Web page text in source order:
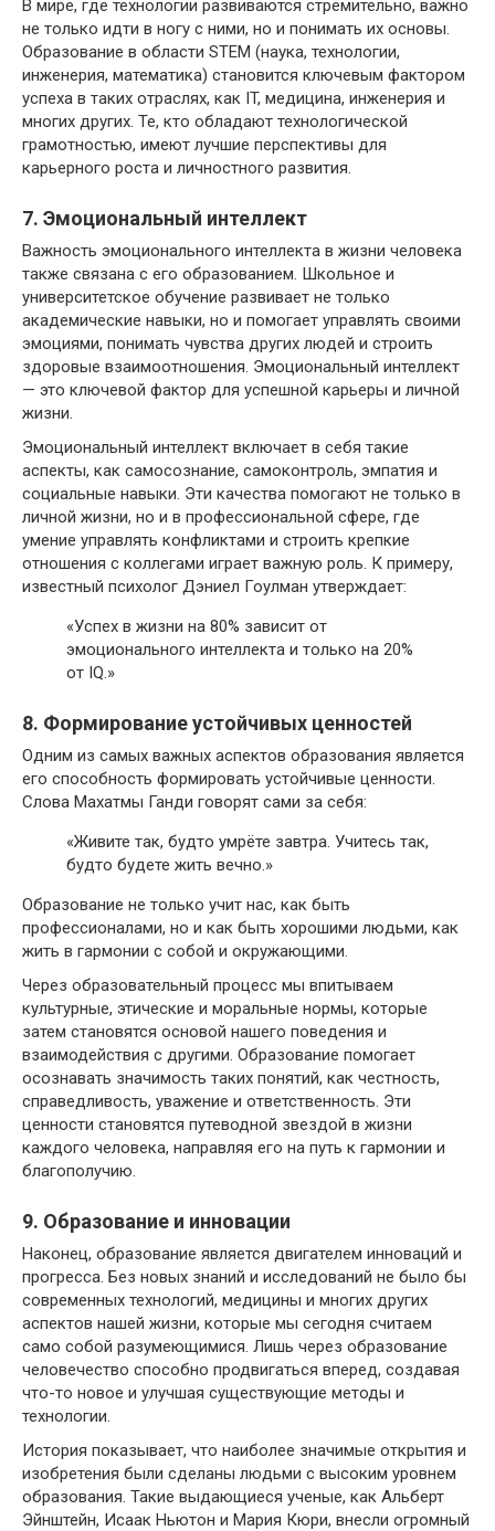
В мире, где технологии развиваются стремительно, важно
не только идти в ногу с ними, но и понимать их основы.
Образование в области STEM (наука, технологии,
инженерия, математика) становится ключевым фактором
успеха в таких отраслях, как IT, медицина, инженерия и
многих других. Те, кто обладают технологической
грамотностью, имеют лучшие перспективы для
карьерного роста и личностного развития.
7. Эмоциональный интеллект
Важность эмоционального интеллекта в жизни человека
также связана с его образованием. Школьное и
университетское обучение развивает не только
академические навыки, но и помогает управлять своими
эмоциями, понимать чувства других людей и строить
здоровые взаимоотношения. Эмоциональный интеллект
— это ключевой фактор для успешной карьеры и личной
жизни.
Эмоциональный интеллект включает в себя такие
аспекты, как самосознание, самоконтроль, эмпатия и
социальные навыки. Эти качества помогают не только в
личной жизни, но и в профессиональной сфере, где
умение управлять конфликтами и строить крепкие
отношения с коллегами играет важную роль. К примеру,
известный психолог Дэниел Гоулман утверждает:
«Успех в жизни на 80% зависит от
эмоционального интеллекта и только на 20%
от IQ.»
8. Формирование устойчивых ценностей
Одним из самых важных аспектов образования является
его способность формировать устойчивые ценности.
Слова Махатмы Ганди говорят сами за себя:
«Живите так, будто умрёте завтра. Учитесь так,
будто будете жить вечно.»
Образование не только учит нас, как быть
профессионалами, но и как быть хорошими людьми, как
жить в гармонии с собой и окружающими.
Через образовательный процесс мы впитываем
культурные, этические и моральные нормы, которые
затем становятся основой нашего поведения и
взаимодействия с другими. Образование помогает
осознавать значимость таких понятий, как честность,
справедливость, уважение и ответственность. Эти
ценности становятся путеводной звездой в жизни
каждого человека, направляя его на путь к гармонии и
благополучию.
9. Образование и инновации
Наконец, образование является двигателем инноваций и
прогресса. Без новых знаний и исследований не было бы
современных технологий, медицины и многих других
аспектов нашей жизни, которые мы сегодня считаем
само собой разумеющимися. Лишь через образование
человечество способно продвигаться вперед, создавая
что-то новое и улучшая существующие методы и
технологии.
История показывает, что наиболее значимые открытия и
изобретения были сделаны людьми с высоким уровнем
образования. Такие выдающиеся ученые, как Альберт
Эйнштейн, Исаак Ньютон и Мария Кюри, внесли огромный